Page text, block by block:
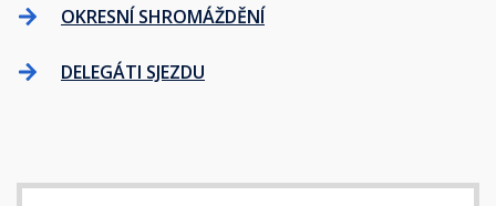
OKRESNÍ SHROMÁŽDĚNÍ
DELEGÁTI SJEZDU